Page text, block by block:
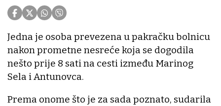
Jedna je osoba prevezena u pakračku bolnicu
nakon prometne nesreće koja se dogodila
nešto prije 8 sati na cesti između Marinog
Sela i Antunovca.
Prema onome što je za sada poznato, sudarila